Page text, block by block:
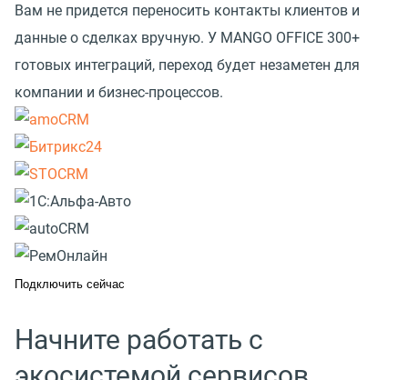
Вам не придется переносить контакты клиентов и
данные о сделках вручную. У MANGO OFFICE 300+
готовых интеграций, переход будет незаметен для
компании и бизнес-процессов.
Подключить сейчас
Начните работать с